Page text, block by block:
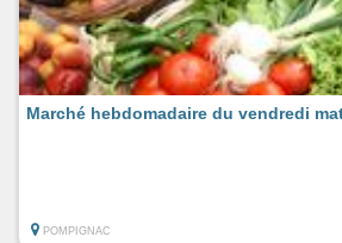
Marché hebdomadaire du vendredi
POMPIGNAC